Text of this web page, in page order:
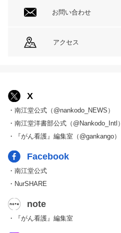
お問い合わせ
アクセス
X
・南江堂公式（@nankodo_NEWS）
・南江堂洋書部公式（@Nankodo_Intl）
・『がん看護』編集室（@gankango）
Facebook
・南江堂公式
・NurSHARE
note
・『がん看護』編集室